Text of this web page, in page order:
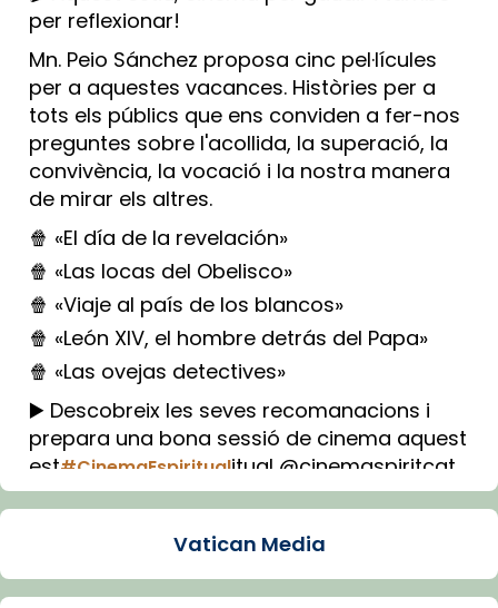
per reflexionar!
Mn. Peio Sánchez proposa cinc pel·lícules
per a aquestes vacances. Històries per a
tots els públics que ens conviden a fer-nos
preguntes sobre l'acollida, la superació, la
convivència, la vocació i la nostra manera
de mirar els altres.
🍿 «El día de la revelación»
🍿 «Las locas del Obelisco»
🍿 «Viaje al país de los blancos»
🍿 «León XIV, el hombre detrás del Papa»
🍿 «Las ovejas detectives»
▶️ Descobreix les seves recomanacions i
prepara una bona sessió de cinema aquest
est#CinemaEspiritualitual @cinemaspiritcat
Imatge: Generada amb IA (OpenAI)
Vatican Media